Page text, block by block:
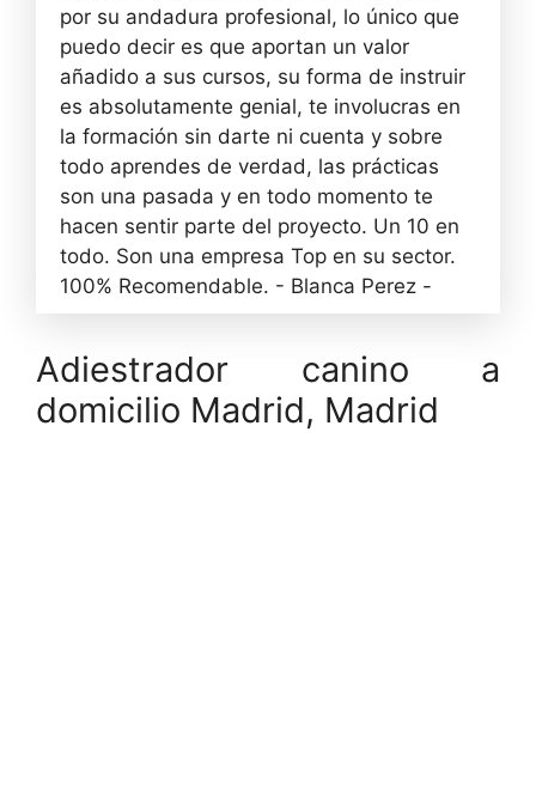
por su andadura profesional, lo único que
puedo decir es que aportan un valor
añadido a sus cursos, su forma de instruir
es absolutamente genial, te involucras en
la formación sin darte ni cuenta y sobre
todo aprendes de verdad, las prácticas
son una pasada y en todo momento te
hacen sentir parte del proyecto. Un 10 en
todo. Son una empresa Top en su sector.
100% Recomendable. - Blanca Perez -
Adiestrador canino a
domicilio Madrid, Madrid